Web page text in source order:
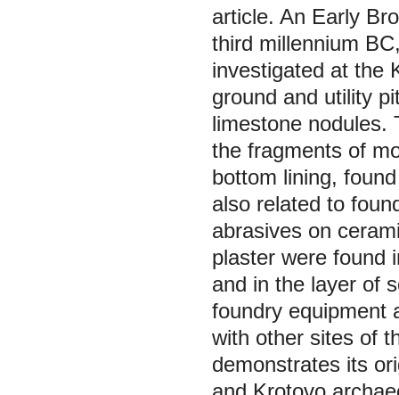
article. An Early
third millennium
investigated at the
ground and utility
limestone nodules.
the fragments of
bottom lining,
also related to
abrasives on
plaster were found
and in the layer of
foundry equipment
with other sites of
demonstrates its